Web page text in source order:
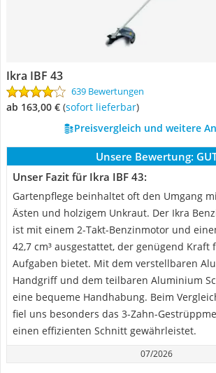
Ikra IBF 43
639 Bewertungen
ab 163,00 € ( Sofort lieferbar)
Preisvergleich und weitere
Unsere Bewertung:
Unser Fazit für Ikra IBF 43:
Gartenpflege beinhaltet oft den Umgang
Ästen und holzigem Unkraut. Der Ikra
ist mit einem 2-Takt-Benzinmotor und
42,7 cm³ ausgestattet, der genügend Kraft
Aufgaben bietet. Mit dem verstellbaren
Handgriff und dem teilbaren Aluminium
eine bequeme Handhabung. Beim
fiel uns besonders das 3-Zahn-
einen effizienten Schnitt gewährleistet.
07/2026